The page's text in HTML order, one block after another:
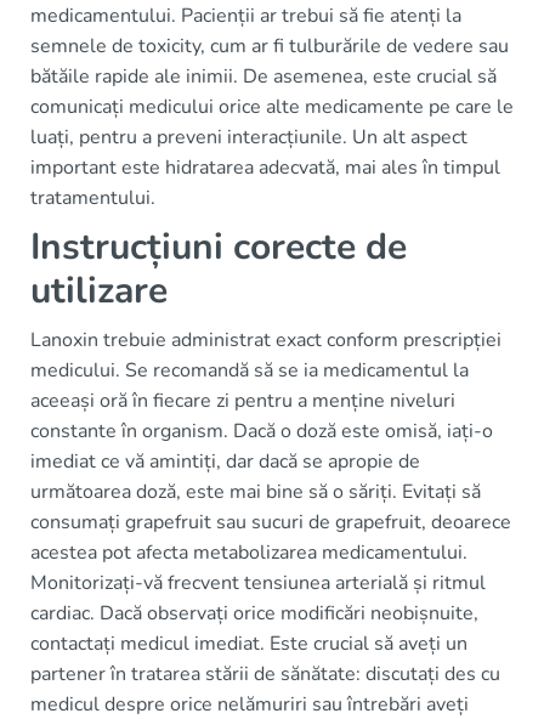
medicamentului. Pacienții ar trebui să fie atenți la
semnele de toxicity, cum ar fi tulburările de vedere sau
bătăile rapide ale inimii. De asemenea, este crucial să
comunicați medicului orice alte medicamente pe care le
luați, pentru a preveni interacțiunile. Un alt aspect
important este hidratarea adecvată, mai ales în timpul
tratamentului.
Instrucțiuni corecte de
utilizare
Lanoxin trebuie administrat exact conform prescripției
medicului. Se recomandă să se ia medicamentul la
aceeași oră în fiecare zi pentru a menține niveluri
constante în organism. Dacă o doză este omisă, iați-o
imediat ce vă amintiți, dar dacă se apropie de
următoarea doză, este mai bine să o săriți. Evitați să
consumați grapefruit sau sucuri de grapefruit, deoarece
acestea pot afecta metabolizarea medicamentului.
Monitorizați-vă frecvent tensiunea arterială și ritmul
cardiac. Dacă observați orice modificări neobișnuite,
contactați medicul imediat. Este crucial să aveți un
partener în tratarea stării de sănătate: discutați des cu
medicul despre orice nelămuriri sau întrebări aveți